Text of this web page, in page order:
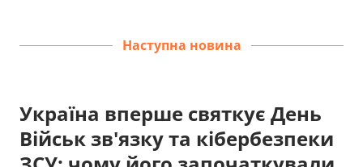
Наступна новина
Україна вперше святкує День
Військ зв'язку та кібербезпеки